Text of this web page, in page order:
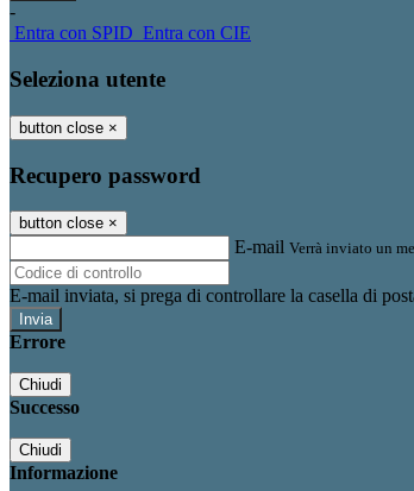
-
Entra con SPID Entra con CIE
Seleziona utente
button close ×
Recupero password
button close ×
E-mail Verrà inviato un
E-mail inviata, si prega di controllare la casella di
Errore
Chiudi
Successo
Chiudi
Informazione